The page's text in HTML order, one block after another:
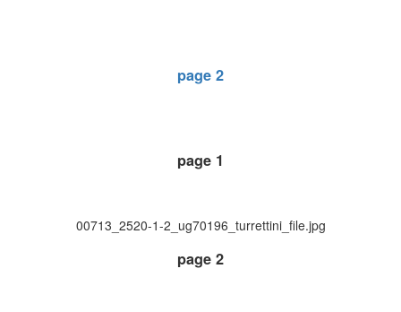
page 2
page 1
00713_2520-1-2_ug70196_turrettini_file.jpg
page 2